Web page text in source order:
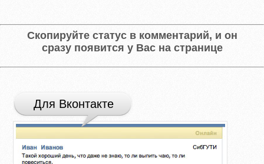
Скопируйте статус в комментарий, и он
сразу появится у Вас на странице
Для Вконтакте